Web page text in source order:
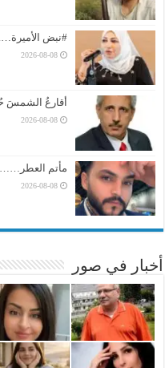
#نبض
2026-08-08
أقارعُ الشمسَ
2026-08-08
مأتم
2026-08-08
أخبار في صور